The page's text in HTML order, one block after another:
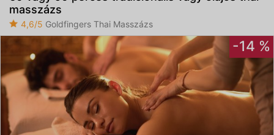
masszázs
4,6/5 Goldfingers Thai Masszázs
-14 %